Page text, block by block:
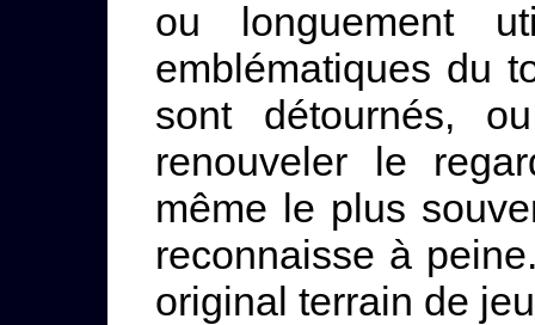
ou longuement
emblématiques du
sont détournés,
renouveler le
même le plus
reconnaisse à
original terrain de